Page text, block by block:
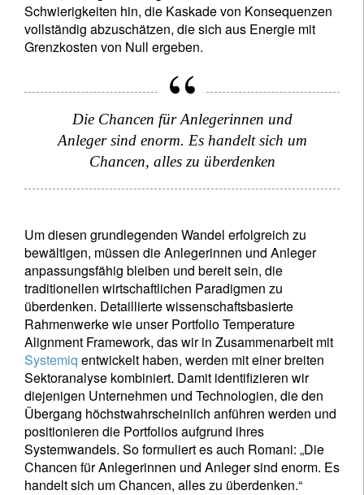
Schwierigkeiten hin, die Kaskade von Konsequenzen
vollständig abzuschätzen, die sich aus Energie mit
Grenzkosten von Null ergeben.
Die Chancen für Anlegerinnen und
Anleger sind enorm. Es handelt sich um
Chancen, alles zu überdenken
Um diesen grundlegenden Wandel erfolgreich zu
bewältigen, müssen die Anlegerinnen und Anleger
anpassungsfähig bleiben und bereit sein, die
traditionellen wirtschaftlichen Paradigmen zu
überdenken. Detaillierte wissenschaftsbasierte
Rahmenwerke wie unser Portfolio Temperature
Alignment Framework, das wir in Zusammenarbeit mit
Systemiq entwickelt haben, werden mit einer breiten
Sektoranalyse kombiniert. Damit identifizieren wir
diejenigen Unternehmen und Technologien, die den
Übergang höchstwahrscheinlich anführen werden und
positionieren die Portfolios aufgrund ihres
Systemwandels. So formuliert es auch Romani: „Die
Chancen für Anlegerinnen und Anleger sind enorm. Es
handelt sich um Chancen, alles zu überdenken.“